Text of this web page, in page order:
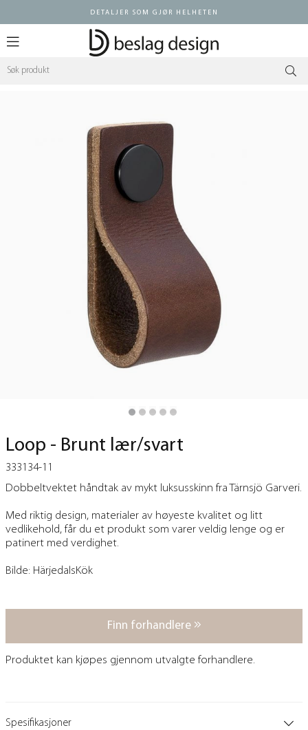
DETALJER SOM GJØR HELHETEN
Loop - Brunt lær/svart
333134-11
Dobbeltvektet håndtak av mykt luksusskinn fra Tärnsjö Garveri.
Med riktig design, materialer av høyeste kvalitet og litt
vedlikehold, får du et produkt som varer veldig lenge og er
patinert med verdighet.
Bilde: HärjedalsKök
Finn forhandlere
Produktet kan kjøpes gjennom utvalgte forhandlere.
Spesifikasjoner